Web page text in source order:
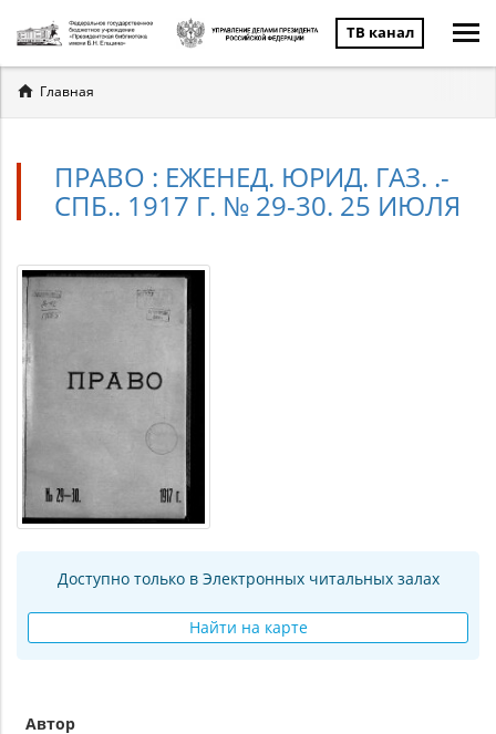
ТВ канал
Вы
здесь
Главная
ПРАВО : ЕЖЕНЕД. ЮРИД. ГАЗ. .-
СПБ.. 1917 Г. № 29-30. 25 ИЮЛЯ
Доступно только в Электронных читальных залах
Найти на карте
Автор